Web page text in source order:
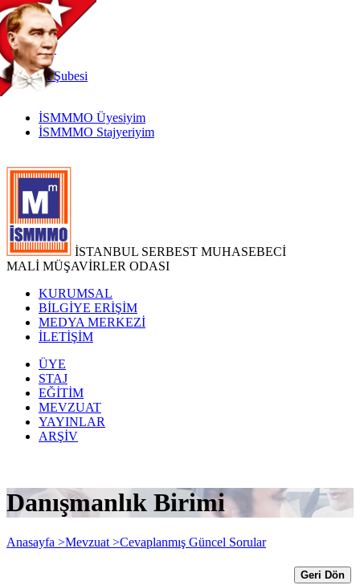
TR
|
EN
İnternetŞubesi
İSMMMO Üyesiyim
İSMMMO Stajyeriyim
İSTANBUL SERBEST MUHASEBECİ
MALİ MÜŞAVİRLER ODASI
KURUMSAL
BİLGİYE ERİŞİM
MEDYA MERKEZİ
İLETİŞİM
ÜYE
STAJ
EĞİTİM
MEVZUAT
YAYINLAR
ARŞİV
Danışmanlık Birimi
Anasayfa >Mevzuat >Cevaplanmış Güncel Sorular
Geri Dön